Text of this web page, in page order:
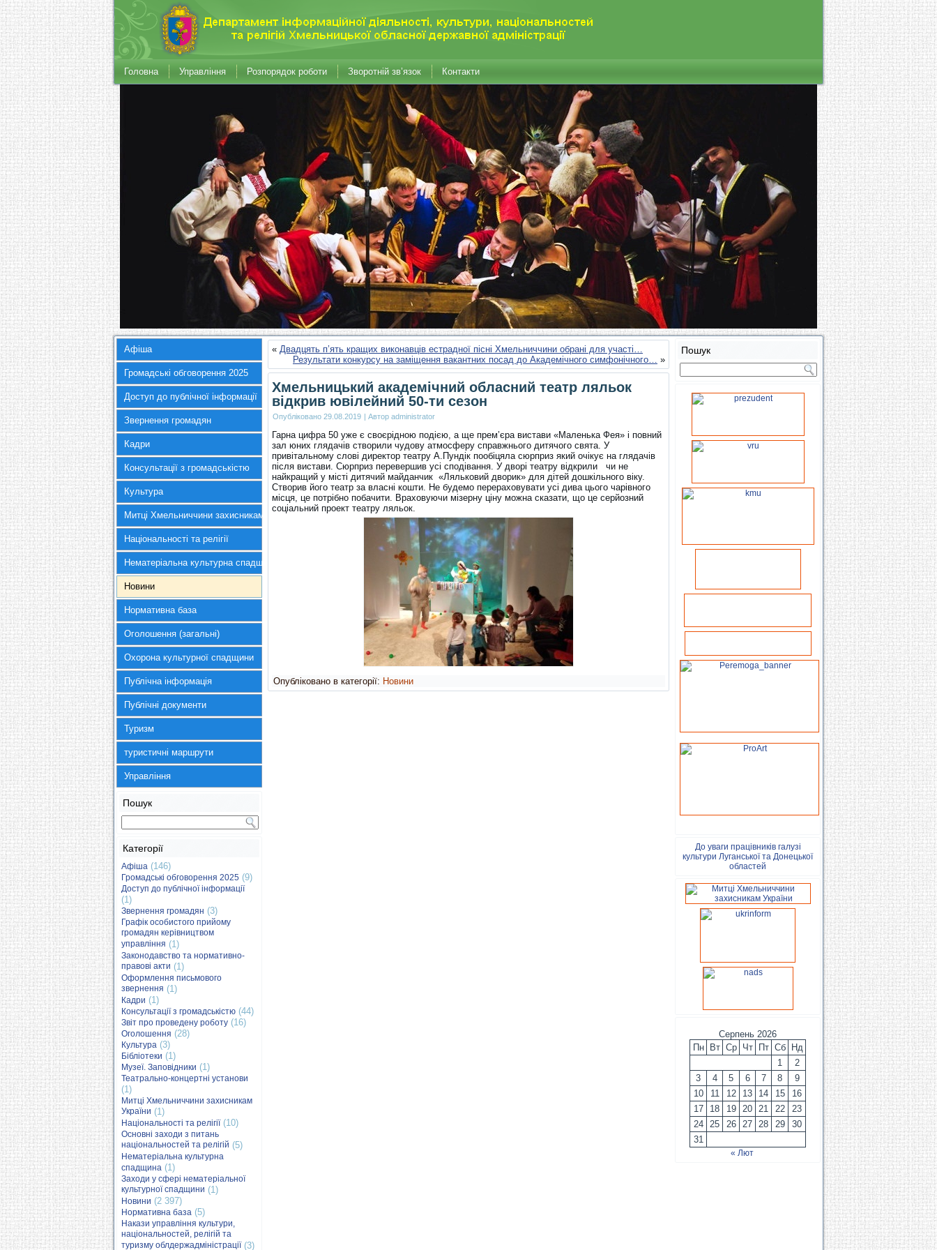
Головна Управління Розпорядок роботи Зворотній зв’язок Контакти
Афіша
Громадські обговорення 2025
Доступ до публічної інформації
Звернення громадян
Кадри
Консультації з громадськістю
Культура
Митці Хмельниччини захисникам України
Національності та релігії
Нематеріальна культурна спадщина
Новини
Нормативна база
Оголошення (загальні)
Охорона культурної спадщини
Публічна інформація
Публічні документи
Туризм
туристичні маршрути
Управління
Пошук
Категорії
Афіша (146)
Громадські обговорення 2025 (9)
Доступ до публічної інформації
(1)
Звернення громадян (3)
Графік особистого прийому
громадян керівництвом
управління (1)
Законодавство та нормативно-
правові акти (1)
Оформлення письмового
звернення (1)
Кадри (1)
Консультації з громадськістю (44)
Звіт про проведену роботу (16)
Оголошення (28)
Культура (3)
Бібліотеки (1)
Музеї. Заповідники (1)
Театрально-концертні установи
(1)
Митці Хмельниччини захисникам
України (1)
Національності та релігії(10)
Основні заходи з питань
національностей та релігій (5)
Нематеріальна культурна
спадщина (1)
Заходи у сфері нематеріальної
культурної спадщини (1)
Новини (2 397)
Нормативна база (5)
Накази управління культури,
національностей, релігій та
туризму облдержадміністрації(3)
« Двадцять п’ять кращих виконавців естрадної пісні Хмельниччини обрані для участі…
Результати конкурсу на заміщення вакантних посад до Академічного симфонічного… »
Хмельницький академічний обласний театр ляльок
відкрив ювілейний 50-ти сезон
Опубліковано 29.08.2019 | Автор administrator
Гарна цифра 50 уже є своєрідною подією, а ще прем’єра вистави «Маленька Фея» і повний
зал юних глядачів створили чудову атмосферу справжнього дитячого свята. У
привітальному слові директор театру А.Пундік пообіцяла сюрприз який очікує на глядачів
після вистави. Сюрприз перевершив усі сподівання. У дворі театру відкрили чи не
найкращий у місті дитячий майданчик «Ляльковий дворик» для дітей дошкільного віку.
Створив його театр за власні кошти. Не будемо перераховувати усі дива цього чарівного
місця, це потрібно побачити. Враховуючи мізерну ціну можна сказати, що це серйозний
соціальний проект театру ляльок.
Опубліковано в категорії: Новини
Пошук
До уваги працівників галузі
культури Луганської та Донецької
областей
Серпень 2026
Пн
Вт Ср Чт Пт Сб
Нд
1
2
3
4 5 6 7 8
9
10
11 12 13 14 15
16
17
18 19 20 21 22
23
24
25 26 27 28 29
30
31
« Лют